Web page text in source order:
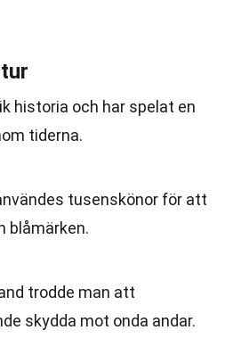
historia och har spelat en
tiderna.
tusenskönor för att
blåmärken.
trodde man att
skydda mot onda andar.